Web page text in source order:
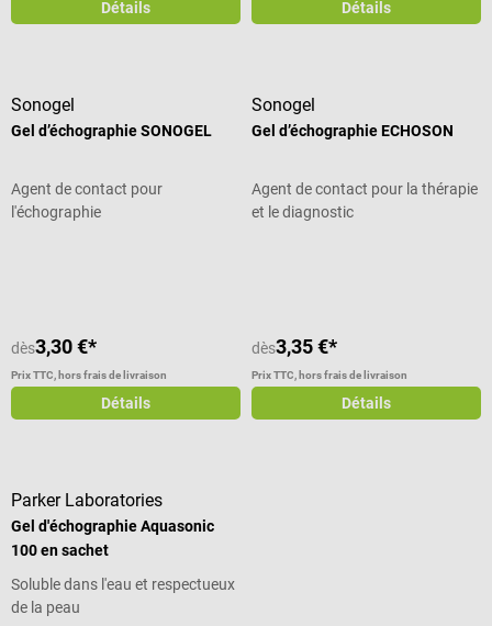
Détails Détails
Sonogel
Gel d’échographie SONOGEL
Agent de contact pour
l'échographie
dès3,30 €*
Prix TTC, hors frais de livraison
Détails
Sonogel
Gel d’échographie ECHOSON
Agent de contact pour la thérapie
et le diagnostic
dès3,35 €*
Prix TTC, hors frais de livraison
Détails
Parker Laboratories
Gel d'échographie Aquasonic
100 en sachet
Soluble dans l'eau et respectueux
de la peau